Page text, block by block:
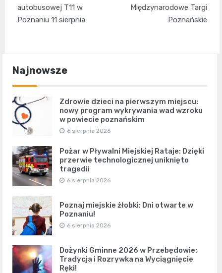
autobusowej T11 w
Poznaniu 11 sierpnia
Międzynarodowe Targi
Poznańskie
Najnowsze
Zdrowie dzieci na pierwszym miejscu:
nowy program wykrywania wad wzroku
w powiecie poznańskim
6 sierpnia 2026
Pożar w Pływalni Miejskiej Rataje: Dzięki
przerwie technologicznej uniknięto
tragedii
6 sierpnia 2026
Poznaj miejskie żłobki: Dni otwarte w
Poznaniu!
6 sierpnia 2026
Dożynki Gminne 2026 w Przebędowie:
Tradycja i Rozrywka na Wyciągnięcie
Ręki!